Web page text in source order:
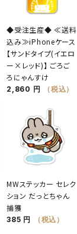
◆受注生産◆ ≪送料
込み≫iPhoneケース
【サンドタイプ(イエロ
ー×レッド)】 ごろご
ろにゃんすけ
2,860 円 （税込）
MWステッカー セレク
ション だっとちゃん
捕獲
385 円 （税込）